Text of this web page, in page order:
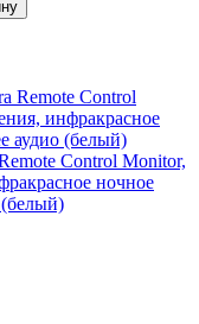
Control Monitor,
ночное
(белый)